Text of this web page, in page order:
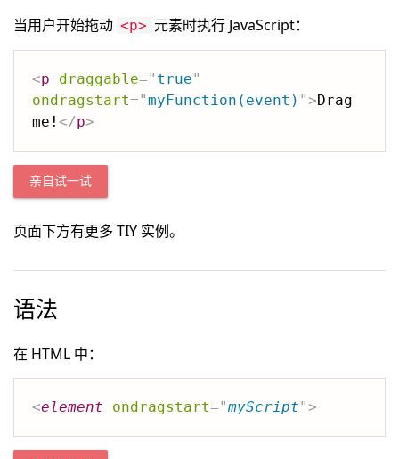
当用户开始拖动 <p> 元素时执行 JavaScript：
<p draggable=" true"
ondragstart="myFunction(event) ">Drag
me! </p>
亲自试一试
页面下方有更多 TIY 实例。
语法
在 HTML 中：
<element ondragstart="myScript">